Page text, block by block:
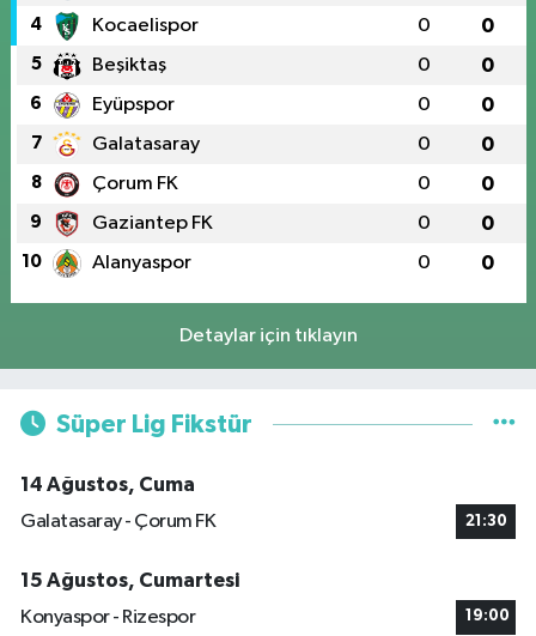
4 Kocaelispor 0 0
5 Beşiktaş 0 0
6 Eyüpspor 0 0
7 Galatasaray 0 0
8 Çorum FK 0 0
9 Gaziantep FK 0 0
10 Alanyaspor 0 0
Detaylar için tıklayın
Süper Lig Fikstür
14 Ağustos, Cuma
Galatasaray - Çorum FK
21:30
15 Ağustos, Cumartesi
Konyaspor - Rizespor
19:00